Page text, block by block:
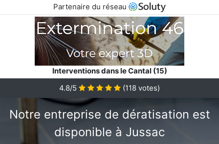
Partenaire du réseau
Interventions dans le Cantal (15)
4.8/5
(118 votes)
Notre entreprise de dératisation est
disponible à Jussac